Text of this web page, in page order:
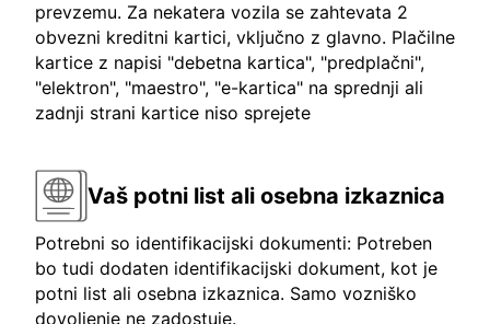
prevzemu. Za nekatera vozila se zahtevata 2
obvezni kreditni kartici, vključno z glavno. Plačilne
kartice z napisi "debetna kartica", "predplačni",
"elektron", "maestro", "e-kartica" na sprednji ali
zadnji strani kartice niso sprejete
Vaš potni list ali osebna izkaznica
Potrebni so identifikacijski dokumenti: Potreben
bo tudi dodaten identifikacijski dokument, kot je
potni list ali osebna izkaznica. Samo vozniško
dovoljenje ne zadostuje.